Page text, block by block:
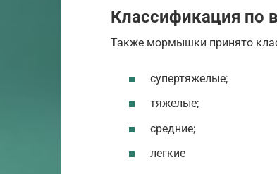
Классификация по
Также мормышки принято
супертяжелые;
тяжелые;
средние;
легкие